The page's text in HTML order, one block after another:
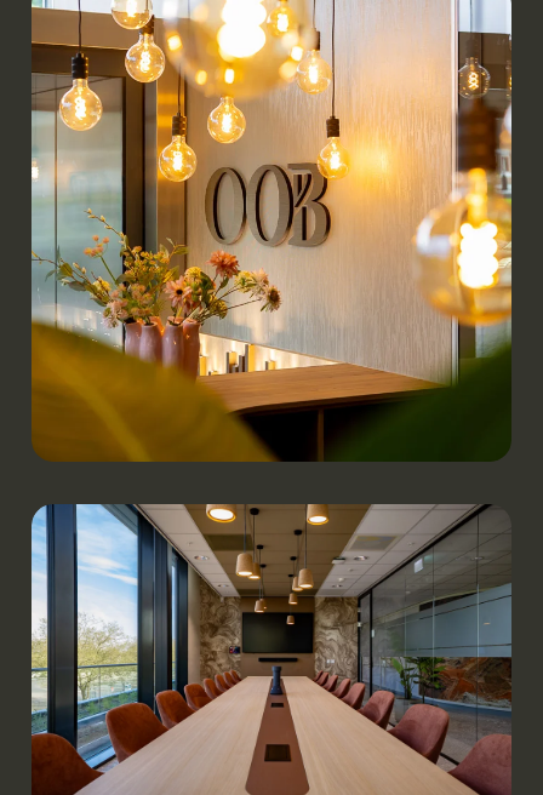
contact
Werken.
OOvB Adviseurs & Accountants | Berghem